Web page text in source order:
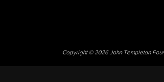
Copyright © 2026 John Templeton